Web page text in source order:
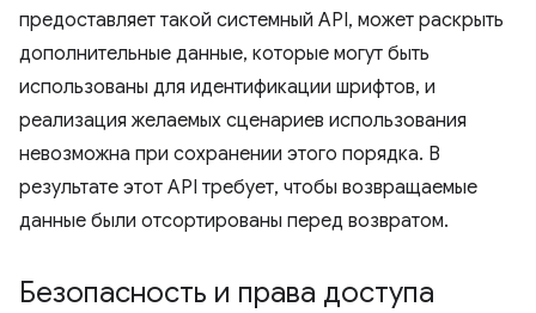
предоставляет такой системный API, может раскрыть
дополнительные данные, которые могут быть
использованы для идентификации шрифтов, и
реализация желаемых сценариев использования
невозможна при сохранении этого порядка. В
результате этот API требует, чтобы возвращаемые
данные были отсортированы перед возвратом.
Безопасность и права доступа